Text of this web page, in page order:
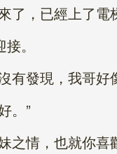
，已經上了電
。
發現，我哥好
。”
情，也就你喜